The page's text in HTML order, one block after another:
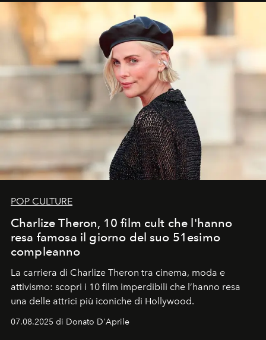
POP CULTURE
Charlize Theron, 10 film cult che l'hanno
resa famosa il giorno del suo 51esimo
compleanno
La carriera di Charlize Theron tra cinema, moda e
attivismo: scopri i 10 film imperdibili che l’hanno resa
una delle attrici più iconiche di Hollywood.
07.08.2025 di Donato D'Aprile